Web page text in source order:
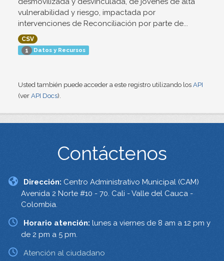
vulnerabilidad y riesgo, impactada por
intervenciones de Reconciliación por parte de...
CSV
1 Datos y Recursos
Usted también puede acceder a este registro utilizando los API
(ver API Docs).
Contáctenos
Dirección: Centro Administrativo Municipal (CAM)
Avenida 2 Norte #10 - 70. Cali - Valle del Cauca -
Colombia.
Horario atención: lunes a viernes de 8 am a 12 pm y
de 2 pm a 5 pm.
Atención al ciudadano